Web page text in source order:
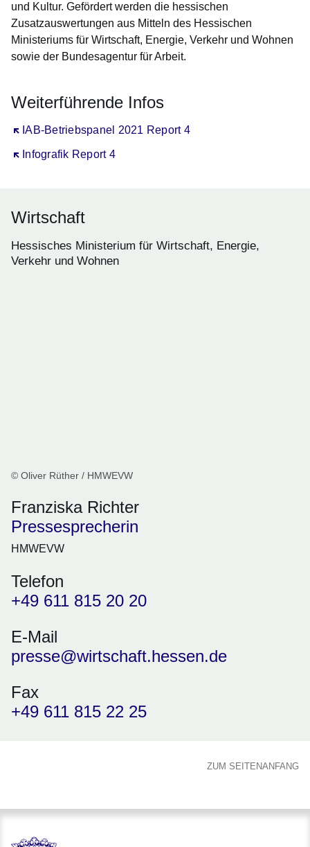
und Kultur. Gefördert werden die hessischen
Zusatzauswertungen aus Mitteln des Hessischen
Ministeriums für Wirtschaft, Energie, Verkehr und Wohnen
sowie der Bundesagentur für Arbeit.
Weiterführende Infos
IAB-Betriebspanel 2021 Report 4
Öffnet sich in einem neuen Fenster
Infografik Report 4
Öffnet sich in einem neuen Fenster
Wirtschaft
Hessisches Ministerium für Wirtschaft, Energie,
Verkehr und Wohnen
© Oliver Rüther / HMWEVW
Franziska Richter
Pressesprecherin
HMWEVW
Telefon
+49 611 815 20 20
E-Mail
presse@wirtschaft.hessen.de
Fax
+49 611 815 22 25
ZUM SEITENANFANG